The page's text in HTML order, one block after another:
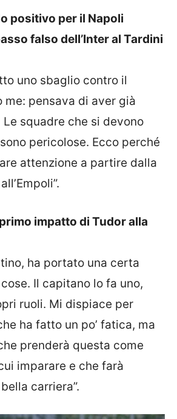
positivo per il Napoli
falso dell’Inter al Tardini
uno sbaglio contro il
me: pensava di aver già
squadre che si devono
pericolose. Ecco perché
attenzione a partire dalla
impatto di Tudor alla
ha portato una certa
Il capitano lo fa uno,
ruoli. Mi dispiace per
ha fatto un po’ fatica, ma
prenderà questa come
imparare e che farà
carriera”.